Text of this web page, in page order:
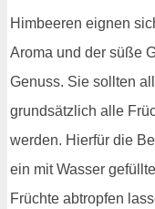
Himbeeren eignen
Aroma und der süße
Genuss. Sie sollten
grundsätzlich alle
werden. Hierfür die
ein mit Wasser
Früchte abtropfen